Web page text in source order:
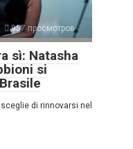
957 просмотров
sì: Natasha
si
di rinnovarsi nel